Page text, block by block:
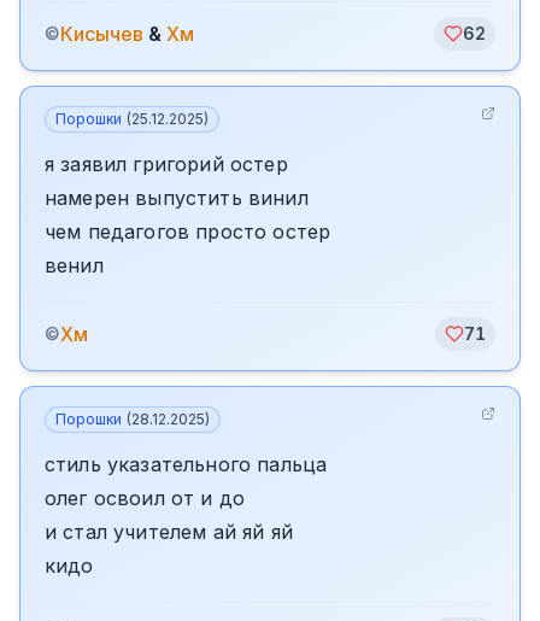
©Кисычев & Хм 62
Порошки (25.12.2025)
я заявил григорий остер
намерен выпустить винил
чем педагогов просто остер
венил
©Хм 71
Порошки (28.12.2025)
стиль указательного пальца
олег освоил от и до
и стал учителем ай яй яй
кидо